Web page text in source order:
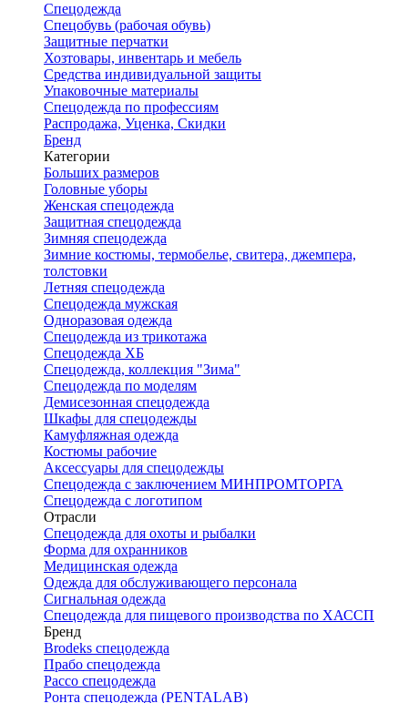
Спецодежда
Спецобувь (рабочая обувь)
Защитные перчатки
Хозтовары, инвентарь и мебель
Средства индивидуальной защиты
Упаковочные материалы
Спецодежда по профессиям
Распродажа, Уценка, Скидки
Бренд
Категории
Больших размеров
Головные уборы
Женская спецодежда
Защитная спецодежда
Зимняя спецодежда
Зимние костюмы, термобелье, свитера, джемпера,
толстовки
Летняя спецодежда
Спецодежда мужская
Одноразовая одежда
Спецодежда из трикотажа
Спецодежда ХБ
Спецодежда, коллекция "Зима"
Спецодежда по моделям
Демисезонная спецодежда
Шкафы для спецодежды
Камуфляжная одежда
Костюмы рабочие
Аксессуары для спецодежды
Спецодежда с заключением МИНПРОМТОРГА
Спецодежда с логотипом
Отрасли
Спецодежда для охоты и рыбалки
Форма для охранников
Медицинская одежда
Одежда для обслуживающего персонала
Сигнальная одежда
Спецодежда для пищевого производства по ХАССП
Бренд
Brodeks спецодежда
Прабо спецодежда
Рассо спецодежда
Ронта спецодежда (PENTALAB)